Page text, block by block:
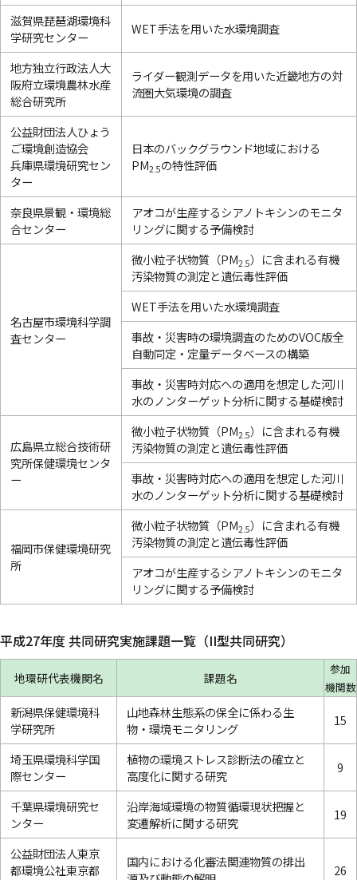
滋賀県琵琶湖環境科
学研究センター
WET手法を用いた水環境調査
地方独立行政法人大
阪府立環境農林水産
総合研究所
ライダー観測データを用いた近畿地方の対
流圏大気環境の調査
公益財団法人ひょう
ご環境創造協会
兵庫県環境研究セン
ター
日本のバックグラウンド地域における
PM2.5の特性評価
奈良県景観・環境総
合センター
アオコが生産するシアノトキシンのモニタ
リングに関する予備検討
名古屋市環境科学調
査センター
微小粒子状物質（PM2.5）に含まれる有機
汚染物質の測定と遺伝毒性評価
WET手法を用いた水環境調査
事故・災害時の環境調査のためのVOC版全
自動同定・定量データベースの構築
事故・災害時対応への適用を想定した河川
水のノンターゲット分析に関する基礎検討
広島県立総合技術研
究所保健環境センタ
ー
微小粒子状物質（PM2.5）に含まれる有機
汚染物質の測定と遺伝毒性評価
事故・災害時対応への適用を想定した河川
水のノンターゲット分析に関する基礎検討
福岡市保健環境研究
所
微小粒子状物質（PM2.5）に含まれる有機
汚染物質の測定と遺伝毒性評価
アオコが生産するシアノトキシンのモニタ
リングに関する予備検討
平成27年度 共同研究実施課題一覧（II型共同研究）
地環研代表機関名 課題名
参加
機関数
新潟県保健環境科
学研究所
山地森林生態系の保全に係わる生
物・環境モニタリング
15
埼玉県環境科学国
際センター
植物の環境ストレス診断法の確立と
高度化に関する研究
9
千葉県環境研究セ
ンター
沿岸海域環境の物質循環現状把握と
変遷解析に関する研究
19
公益財団法人東京
都環境公社東京都
国内における化審法関連物質の排出
26